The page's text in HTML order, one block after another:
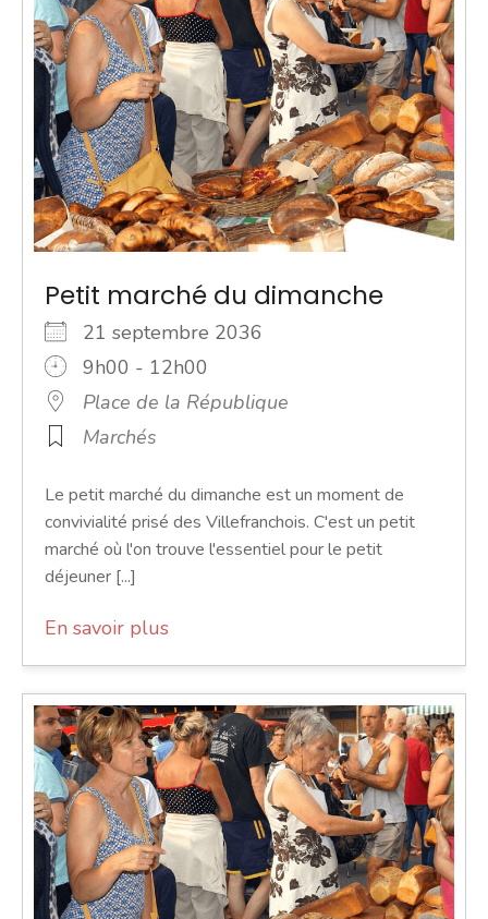
Petit marché du dimanche
21 septembre 2036
9h00 - 12h00
Place de la République
Marchés
Le petit marché du dimanche est un moment de
convivialité prisé des Villefranchois. C'est un petit
marché où l'on trouve l'essentiel pour le petit
déjeuner [...]
En savoir plus